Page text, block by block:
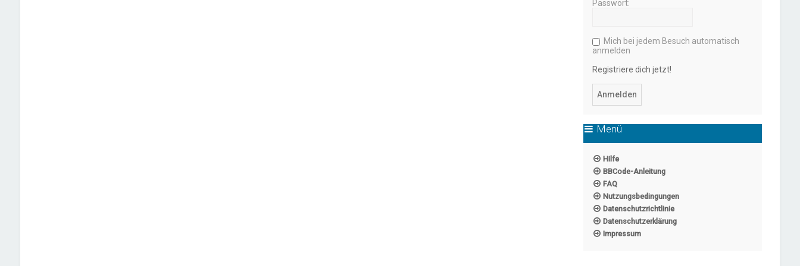
Passwort:
Mich bei jedem Besuch automatisch
anmelden
Registriere dich jetzt!
Menü
Hilfe
BBCode-Anleitung
FAQ
Nutzungsbedingungen
Datenschutzrichtlinie
Datenschutzerklärung
Impressum